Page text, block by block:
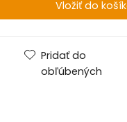
Pridať do
obľúbených